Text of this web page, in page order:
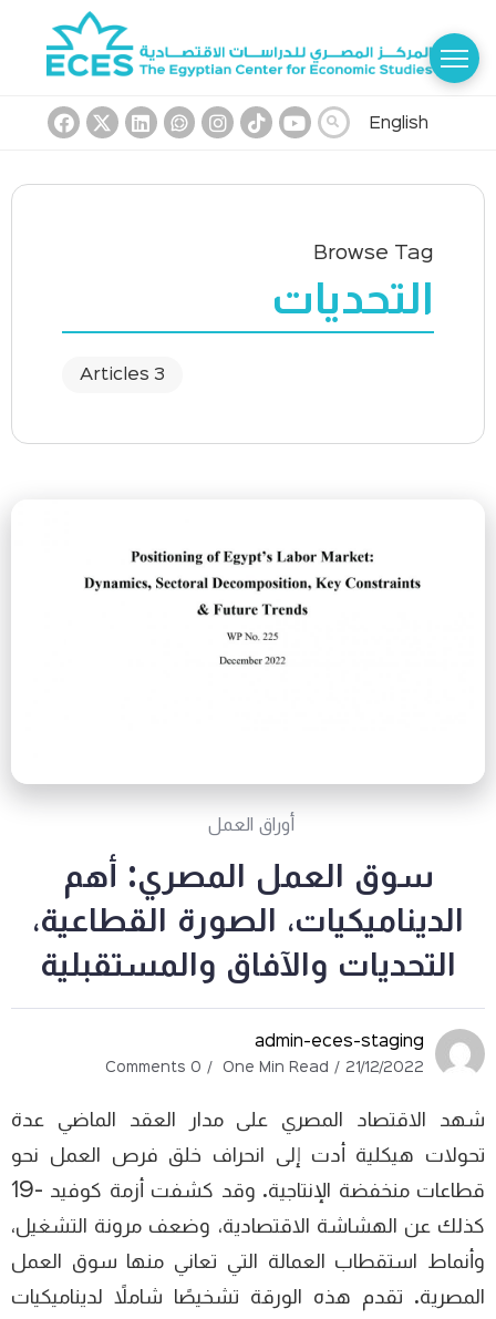
English
Browse Tag
التحديات
3 Articles
أوراق العمل
سوق العمل المصري: أهم
الديناميكيات، الصورة القطاعية،
التحديات والآفاق والمستقبلية
admin-eces-staging
21/12/2022
One Min Read
0 Comments
شهد الاقتصاد المصري على مدار العقد الماضي عدة
تحولات هيكلية أدت إلى انحراف خلق فرص العمل نحو
قطاعات منخفضة الإنتاجية. وقد كشفت أزمة كوفيد -19
كذلك عن الهشاشة الاقتصادية، وضعف مرونة التشغيل،
وأنماط استقطاب العمالة التي تعاني منها سوق العمل
المصرية. تقدم هذه الورقة تشخيصًا شاملاً لديناميكيات